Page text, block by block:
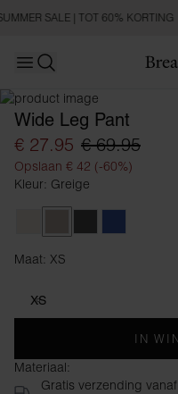
SALE | TOT 60% KORTING
Open main menu
Wide Leg Pant
€ 27.95 € 69.95
Opslaan € 42 (-60%)
Kleur: Greige
Maat: XS
XS
IN
Materiaal:
Gratis verzending